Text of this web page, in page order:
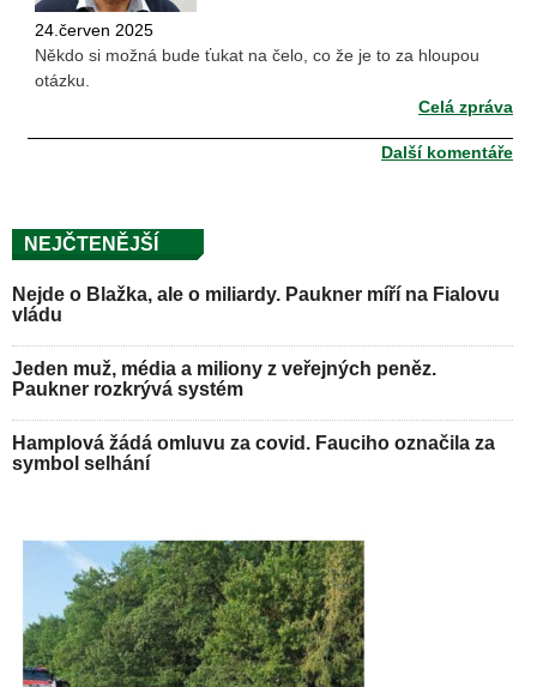
24.červen 2025
Někdo si možná bude ťukat na čelo, co že je to za hloupou
otázku.
Celá zpráva
Další komentáře
NEJČTENĚJŠÍ
Nejde o Blažka, ale o miliardy. Paukner míří na Fialovu
vládu
Jeden muž, média a miliony z veřejných peněz.
Paukner rozkrývá systém
Hamplová žádá omluvu za covid. Fauciho označila za
symbol selhání